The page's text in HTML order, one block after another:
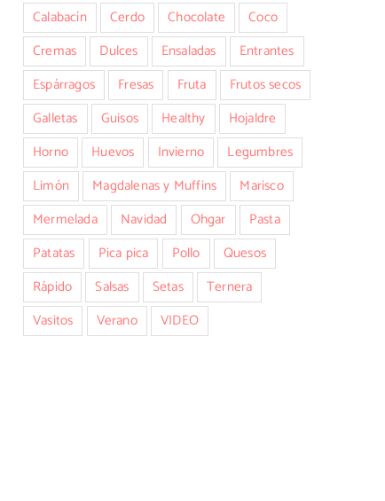
Calabacín
Cerdo Chocolate
Coco
Cremas
Dulces Ensaladas
Entrantes
Espárragos
Fresas Fruta
Frutos secos
Galletas
Guisos Healthy
Hojaldre
Horno
Huevos Invierno
Legumbres
Limón
Magdalenas y Muffins
Marisco
Mermelada
Navidad Ohgar
Pasta
Patatas
Pica pica Pollo
Quesos
Rápido
Salsas Setas
Ternera
Vasitos
Verano VIDEO